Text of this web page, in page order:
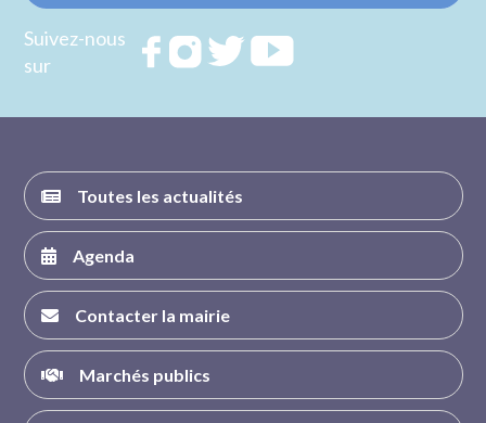
Suivez-nous
sur
RejoignezRejoignezRejoignez
Toutes les actualités
Agenda
Contacter la mairie
Marchés publics